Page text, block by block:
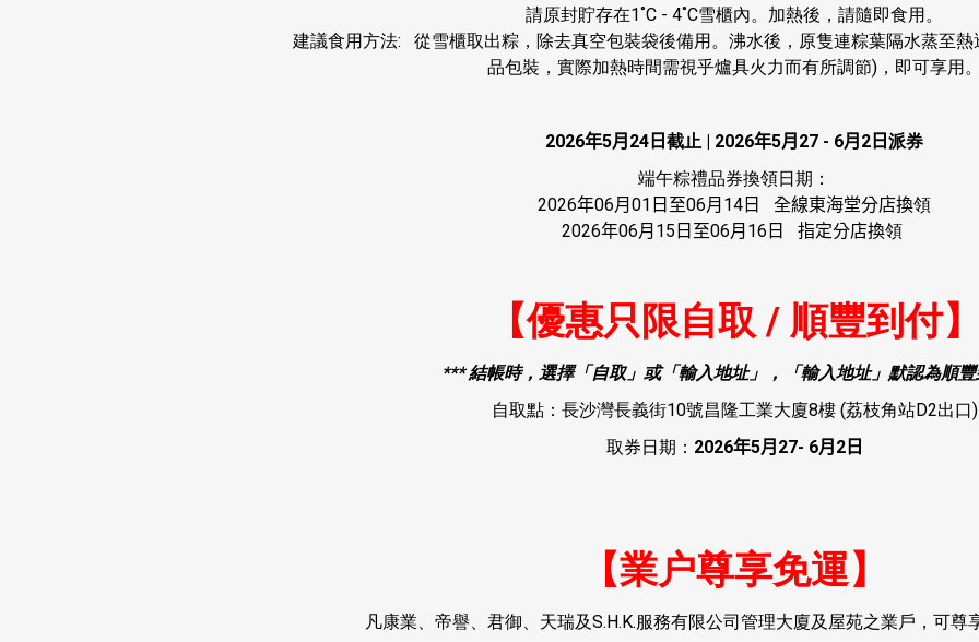
請原封貯存在1˚C - 4˚C雪櫃內。加熱後，請隨即食用。
建議食用方法: 從雪櫃取出粽，除去真空包裝袋後備用。沸水後，原隻連粽葉隔水蒸至熱
品包裝，實際加熱時間需視乎爐具火力而有所調節)，即可享用。
2026年5月 24 日 截止 | 2026年5月 27 - 6月 2 日 派券
端午粽禮品券換領日期：
2026年06月 01 日至06月 14 日 全線東海堂分店換領
2026年06月 15 日至06月 16 日 指定分店換領
【優惠只限自取 / 順豐到付】
*** 結帳時，選擇「自取」或「輸入地址」，「輸入地址」默認為順豐
自取點：長沙灣長義街10號昌隆工業大廈8樓 (荔枝角站D2出口)
取券日期： 2026年5月 27- 6月 2日
【業户尊享免運】
凡康業、帝譽、君御、天瑞及S.H.K.服務有限公司管理大廈及屋苑之業戶，可尊